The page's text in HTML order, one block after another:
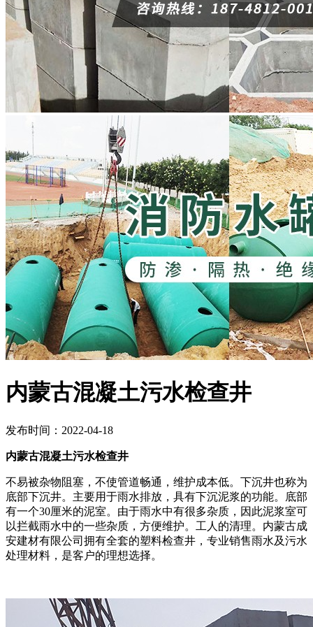
内蒙古混凝土污水检查井
发布时间：2022-04-18
内蒙古混凝土污水检查井
不易被杂物阻塞，不使管道畅通，维护成本低。下沉井也称为
底部下沉井。主要用于雨水排放，具有下沉泥浆的功能。底部
有一个30厘米的泥室。由于雨水中有很多杂质，因此泥浆室可
以拦截雨水中的一些杂质，方便维护。工人的清理。内蒙古成
安建材有限公司拥有全套的塑料检查井，专业销售雨水及污水
处理材料，是客户的理想选择。